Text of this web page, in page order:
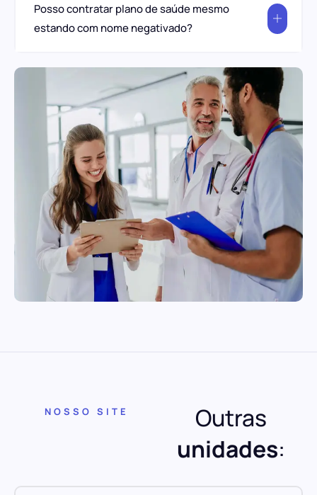
Posso contratar plano de saúde mesmo
estando com nome negativado?
NOSSO SITE
Outras
unidades: